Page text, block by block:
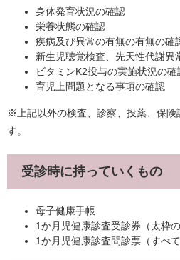
身体発育状況の確認
栄養状態の確認
疾病及び異常の有無の有無の確
新生児聴覚検査、先天性代謝異
ビタミンK2投与の実施状況の
育児上問題となる事項の確認
​​※上記以外の検査、診察、投薬、保険
す。
受診時に持っていくもの
母子健康手帳
1か月児健康診査受診券（太枠
1か月児健康診査問診票（すべ